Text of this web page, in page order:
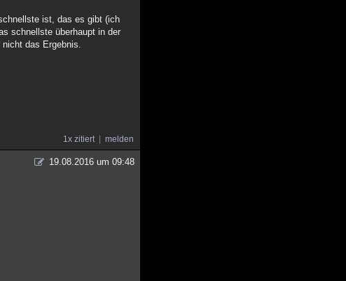
ist, das es gibt (ich
schnellste überhaupt in der
das Ergebnis.
1x zitiert melden
19.08.2016 um 09:48